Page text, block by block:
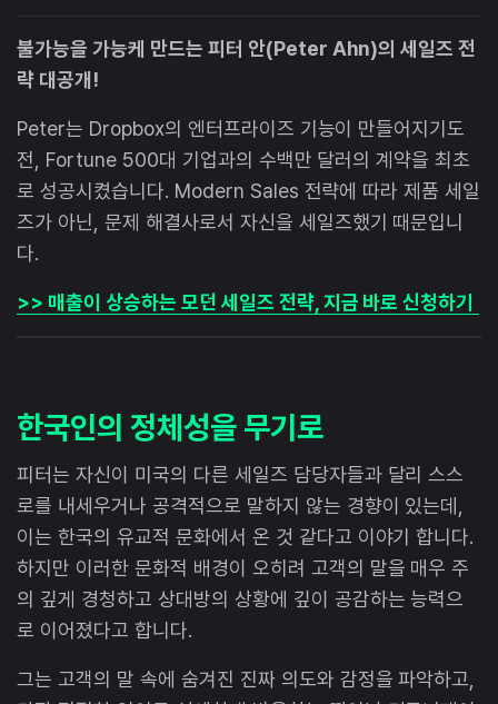
불가능을 가능케 만드는 피터 안(Peter Ahn)의 세일즈 전
략 대공개!
Peter는 Dropbox의 엔터프라이즈 기능이 만들어지기도
전, Fortune 500대 기업과의 수백만 달러의 계약을 최초
로 성공시켰습니다. Modern Sales 전략에 따라 제품 세일
즈가 아닌, 문제 해결사로서 자신을 세일즈했기 때문입니
다.
>> 매출이 상승하는 모던 세일즈 전략, 지금 바로 신청하기
한국인의 정체성을 무기로
피터는 자신이 미국의 다른 세일즈 담당자들과 달리 스스
로를 내세우거나 공격적으로 말하지 않는 경향이 있는데,
이는 한국의 유교적 문화에서 온 것 같다고 이야기 합니다.
하지만 이러한 문화적 배경이 오히려 고객의 말을 매우 주
의 깊게 경청하고 상대방의 상황에 깊이 공감하는 능력으
로 이어졌다고 합니다.
그는 고객의 말 속에 숨겨진 진짜 의도와 감정을 파악하고,